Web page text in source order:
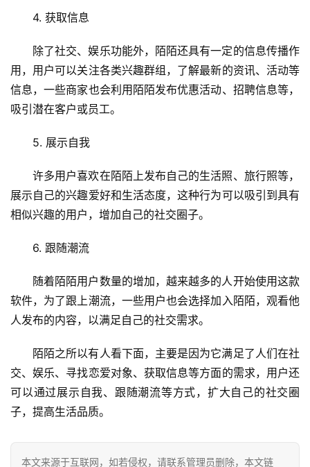
虚
拟
主
术
程
N
服
务
网
站
运
维
4. 获取信息
除了社交、娱乐功能外，陌陌还具有一定的信息传播作
用，用户可以关注各类兴趣群组，了解最新的资讯、活动等
信息，一些商家也会利用陌陌发布优惠活动、招聘信息等，
吸引潜在客户或员工。
5. 展示自我
许多用户喜欢在陌陌上发布自己的生活照、旅行照等，
展示自己的兴趣爱好和生活态度，这种行为可以吸引到具有
相似兴趣的用户，增加自己的社交圈子。
6. 跟随潮流
随着陌陌用户数量的增加，越来越多的人开始使用这款
软件，为了跟上潮流，一些用户也会选择加入陌陌，观看他
人发布的内容，以满足自己的社交需求。
陌陌之所以有人看下面，主要是因为它满足了人们在社
交、娱乐、寻找恋爱对象、获取信息等方面的需求，用户还
可以通过展示自我、跟随潮流等方式，扩大自己的社交圈
子，提高生活品质。
本文来源于互联网，如若侵权，请联系管理员删除，本文链